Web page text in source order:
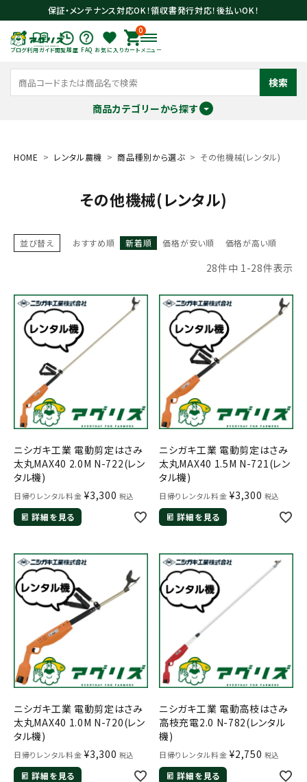
保証・メンテナンス対応OK！領収書発行対応！後払いOK！
ブログ利用ガイド閲覧履歴 FAQ お気に入り
0
カート メニュー
検索
商品カテゴリーから探す
meeting_room ログイン person 会員登録
search
お気に入り一覧
閲覧履歴一覧
農業機械
農業資材
作業用品
補修部品
ブログ
利用ガイド
メールでのお問い合わせ
info@agriz.net
HOME レンタル農機 商品種別から選ぶ その他機械(レンタル)
その他機械(レンタル)
並び替え おすすめ順 新着順 価格が安い順 価格が高い順
28件中 1-28件表示
ニシガキ工業 電動剪定はさみ
太丸MAX40 2.0M N-722(レン
タル機)
日帰りレンタル料金 ¥3,300 税込
詳細を見る
ニシガキ工業 電動剪定はさみ
太丸MAX40 1.5M N-721(レン
タル機)
日帰りレンタル料金 ¥3,300 税込
詳細を見る
ニシガキ工業 電動剪定はさみ
太丸MAX40 1.0M N-720(レン
タル機)
日帰りレンタル料金 ¥3,300 税込
詳細を見る
ニシガキ工業 電動高枝はさみ
高枝充電2.0 N-782(レンタル
機)
日帰りレンタル料金 ¥2,750 税込
詳細を見る